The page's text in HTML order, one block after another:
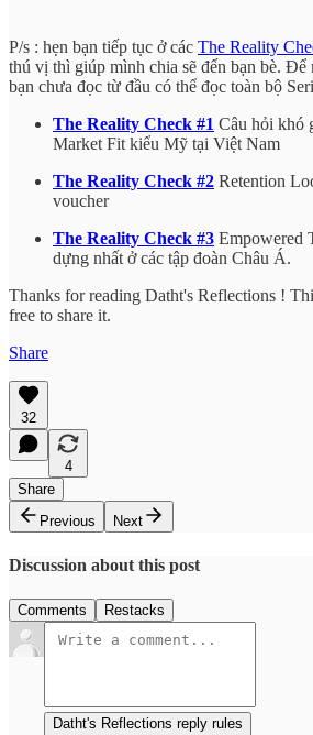
P/s : hẹn bạn tiếp tục ở các The Reality
thú vị thì giúp mình chia sẽ đến bạn bè. Để
bạn chưa đọc từ đầu có thể đọc toàn bộ
The Reality Check #1 Câu hỏi khó
Market Fit kiểu Mỹ tại Việt Nam
The Reality Check #2 Retention
voucher
The Reality Check #3 Empowered
dựng nhất ở các tập đoàn Châu Á.
Thanks for reading Datht's Reflections !
free to share it.
Share
32
4
Share
Previous
Next
Discussion about this post
Comments Restacks
Datht's Reflections reply rules